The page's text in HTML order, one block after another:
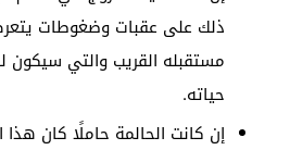
ذلك على عقبات وضغوطات
مستقبله القريب والتي سيكون
حياته.
إن كانت الحالمة حاملًا كان هذا